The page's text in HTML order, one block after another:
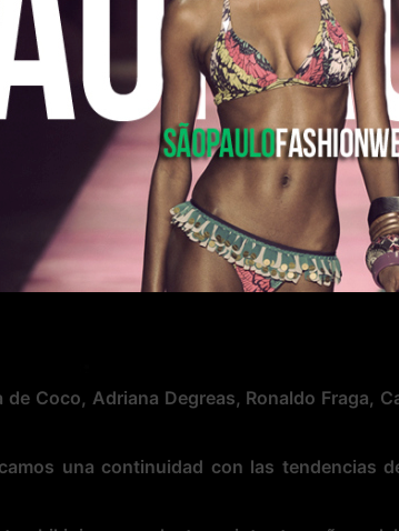
de Coco, Adriana Degreas, Ronaldo Fraga,
una continuidad con las tendencias